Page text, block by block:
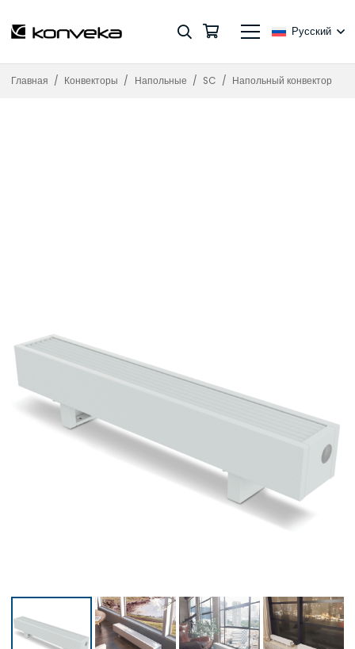
Русский
Главная / Конвекторы / Напольные / SC / Напольный конвектор